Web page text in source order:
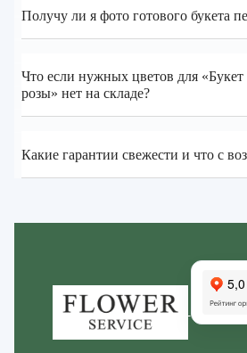
Получу ли я фото готового букета
Что если нужных цветов для «Букет
розы» нет на складе?
Какие гарантии свежести и что с